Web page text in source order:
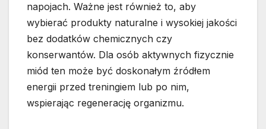
napojach. Ważne jest również to, aby
wybierać produkty naturalne i wysokiej jakości
bez dodatków chemicznych czy
konserwantów. Dla osób aktywnych fizycznie
miód ten może być doskonałym źródłem
energii przed treningiem lub po nim,
wspierając regenerację organizmu.